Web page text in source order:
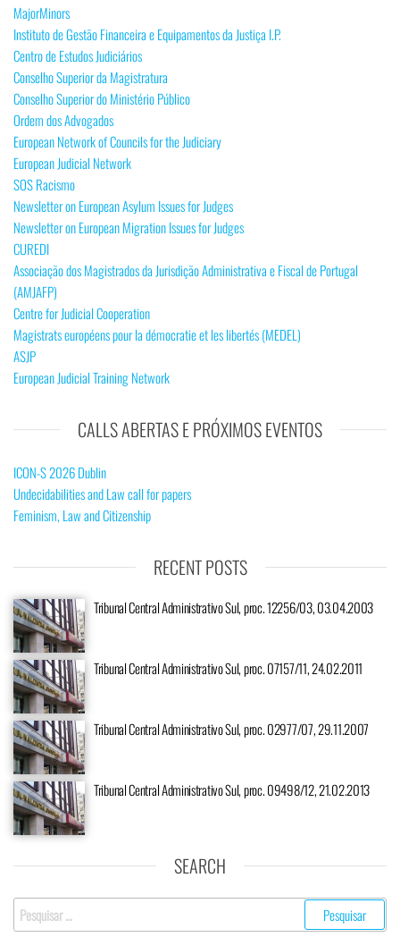
MajorMinors
Instituto de Gestão Financeira e Equipamentos da Justiça I.P.
Centro de Estudos Judiciários
Conselho Superior da Magistratura
Conselho Superior do Ministério Público
Ordem dos Advogados
European Network of Councils for the Judiciary
European Judicial Network
SOS Racismo
Newsletter on European Asylum Issues for Judges
Newsletter on European Migration Issues for Judges
CUREDI
Associação dos Magistrados da Jurisdição Administrativa e Fiscal de Portugal
(AMJAFP)
Centre for Judicial Cooperation
Magistrats européens pour la démocratie et les libertés (MEDEL)
ASJP
European Judicial Training Network
CALLS ABERTAS E PRÓXIMOS EVENTOS
ICON-S 2026 Dublin
Undecidabilities and Law call for papers
Feminism, Law and Citizenship
RECENT POSTS
Tribunal Central Administrativo Sul, proc. 12256/03, 03.04.2003
Tribunal Central Administrativo Sul, proc. 07157/11, 24.02.2011
Tribunal Central Administrativo Sul, proc. 02977/07, 29.11.2007
Tribunal Central Administrativo Sul, proc. 09498/12, 21.02.2013
SEARCH